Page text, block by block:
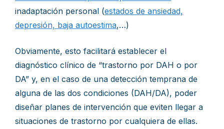
inadaptación personal (estados de ansiedad,
depresión, baja autoestima,…)
Obviamente, esto facilitará establecer el
diagnóstico clínico de “trastorno por DAH o por
DA” y, en el caso de una detección temprana de
alguna de las dos condiciones (DAH/DA), poder
diseñar planes de intervención que eviten llegar a
situaciones de trastorno por cualquiera de ellas.